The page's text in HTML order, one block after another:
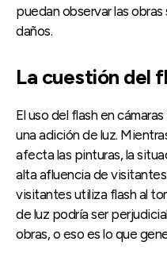
puedan observar las
daños.
La cuestión del
El uso del flash en
una adición de luz.
afecta las pinturas, la
alta afluencia de
visitantes utiliza flash al
de luz podría ser
obras, o eso es lo que